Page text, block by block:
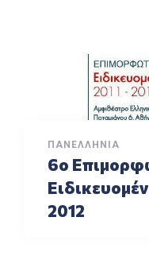
ΠΑΝΕΛΛΉΝΙΑ
6ο
2012